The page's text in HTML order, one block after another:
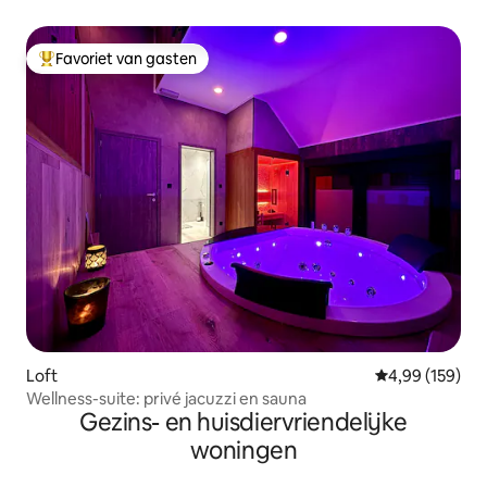
Topfavoriet van gasten
Favoriet van gasten
Loft Gemiddelde
4,99 (159)
Wellness-suite: privé jacuzzi en sauna
Gezins- en huisdiervriendelijke
woningen